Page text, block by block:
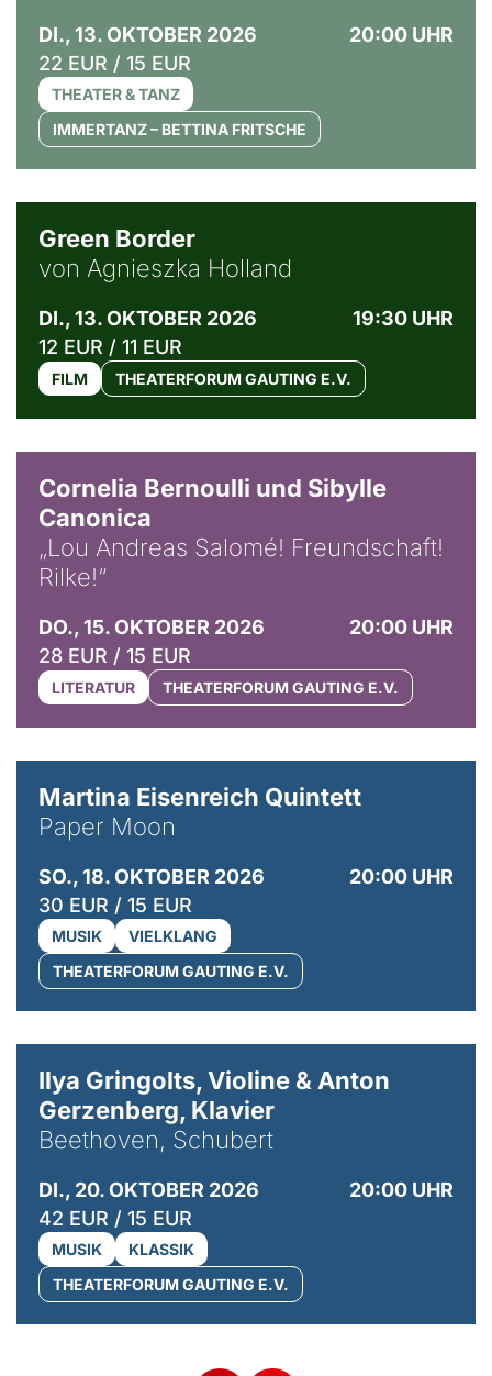
DI., 13. OKTOBER 2026
20:00 UHR
22 EUR / 15 EUR
THEATER & TANZ
IMMERTANZ – BETTINA FRITSCHE
Green Border
von Agnieszka Holland
DI., 13. OKTOBER 2026
19:30 UHR
12 EUR / 11 EUR
FILM THEATERFORUM GAUTING E.V.
Cornelia Bernoulli und Sibylle
Canonica
„Lou Andreas Salomé! Freundschaft!
Rilke!“
DO., 15. OKTOBER 2026
20:00 UHR
28 EUR / 15 EUR
LITERATUR THEATERFORUM GAUTING E.V.
Martina Eisenreich Quintett
Paper Moon
SO., 18. OKTOBER 2026
20:00 UHR
30 EUR / 15 EUR
MUSIK
VIELKLANG
THEATERFORUM GAUTING E.V.
Ilya Gringolts, Violine & Anton
Gerzenberg, Klavier
Beethoven, Schubert
DI., 20. OKTOBER 2026
20:00 UHR
42 EUR / 15 EUR
MUSIK
KLASSIK
THEATERFORUM GAUTING E.V.